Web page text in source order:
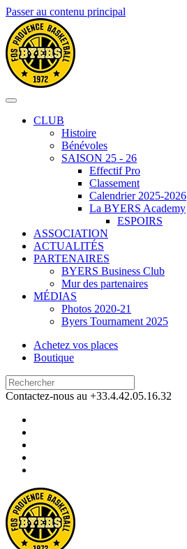
Passer au contenu principal
CLUB
Histoire
Bénévoles
SAISON 25 - 26
Effectif Pro
Classement
Calendrier 2025-2026
La BYERS Academy
ESPOIRS
ASSOCIATION
ACTUALITÉS
PARTENAIRES
BYERS Business Club
Mur des partenaires
MÉDIAS
Photos 2020-21
Byers Tournament 2025
Achetez vos places
Boutique
Contactez-nous au +33.4.42.05.16.32